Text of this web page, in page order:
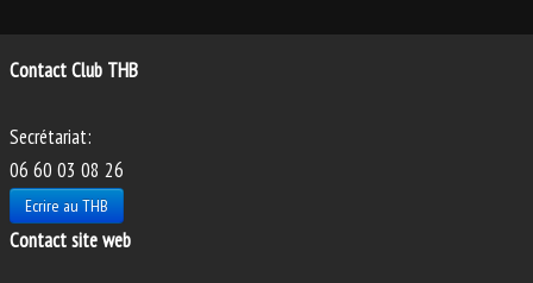
Contact Club THB
Secrétariat:
06 60 03 08 26
Ecrire au THB
Contact site web